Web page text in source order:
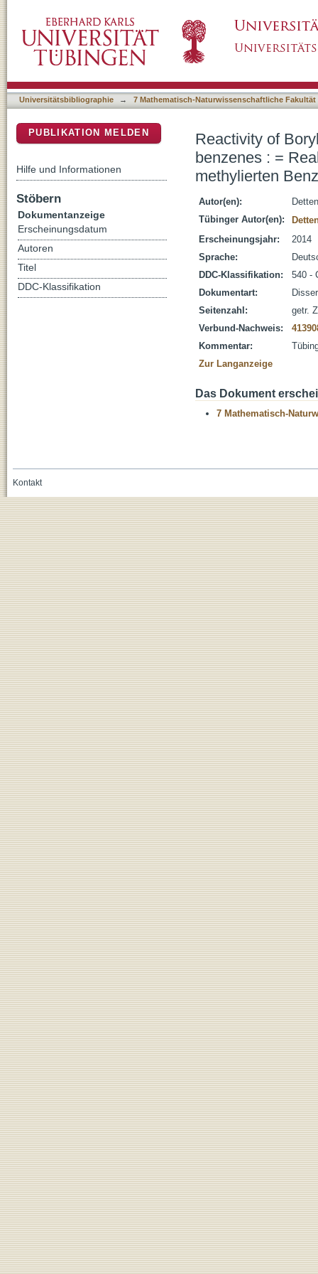
Boryllithium gegenüber Metall-Alkyl- und
Universitätsbibliographie → 7 Mathematisch-Naturwissenschaftliche Fakultät
Reactivity of
benzenes : =
methylierten
Autor(en):
Tübinger Autor(en):
Erscheinungsjahr:
2014
Sprache:
DDC-Klassifikation:
540 -
Dokumentart:
Seitenzahl:
getr.
Verbund-Nachweis:
Kommentar:
Zur Langanzeige
Das Dokument
7 Mathematisch-
PUBLIKATION MELDEN
Hilfe und Informationen
Stöbern
Dokumentanzeige
Erscheinungsdatum
Autoren
Titel
DDC-Klassifikation
Kontakt